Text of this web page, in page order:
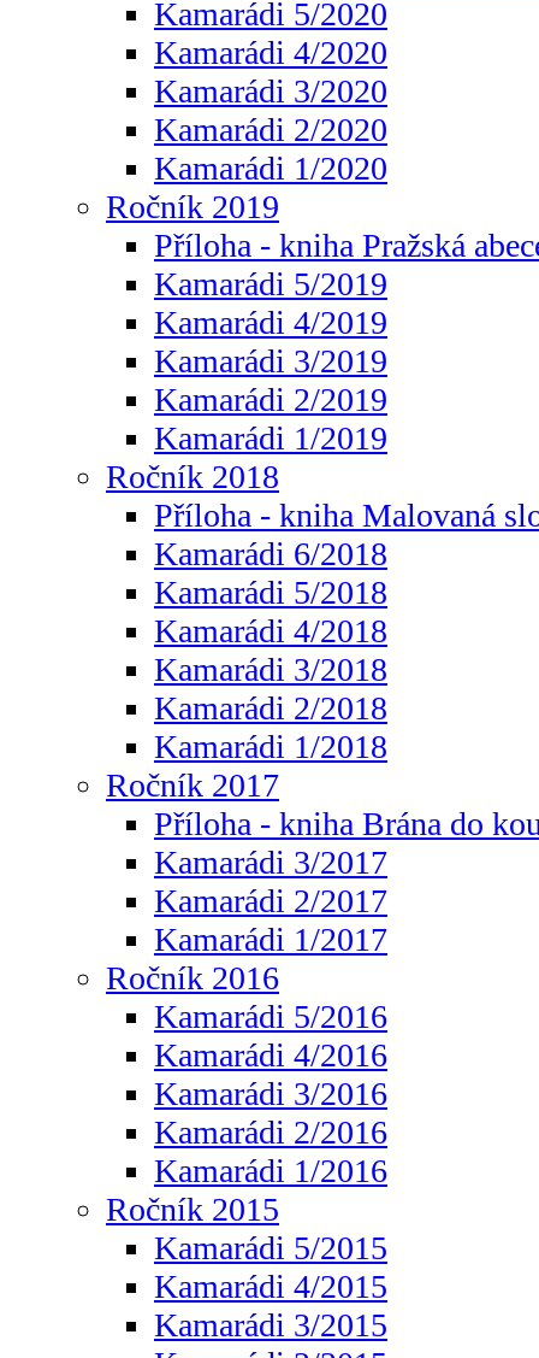
Kamarádi 5/2020
Kamarádi 4/2020
Kamarádi 3/2020
Kamarádi 2/2020
Kamarádi 1/2020
Ročník 2019
Příloha - kniha Pražská
Kamarádi 5/2019
Kamarádi 4/2019
Kamarádi 3/2019
Kamarádi 2/2019
Kamarádi 1/2019
Ročník 2018
Příloha - kniha Malovaná
Kamarádi 6/2018
Kamarádi 5/2018
Kamarádi 4/2018
Kamarádi 3/2018
Kamarádi 2/2018
Kamarádi 1/2018
Ročník 2017
Příloha - kniha Brána do
Kamarádi 3/2017
Kamarádi 2/2017
Kamarádi 1/2017
Ročník 2016
Kamarádi 5/2016
Kamarádi 4/2016
Kamarádi 3/2016
Kamarádi 2/2016
Kamarádi 1/2016
Ročník 2015
Kamarádi 5/2015
Kamarádi 4/2015
Kamarádi 3/2015